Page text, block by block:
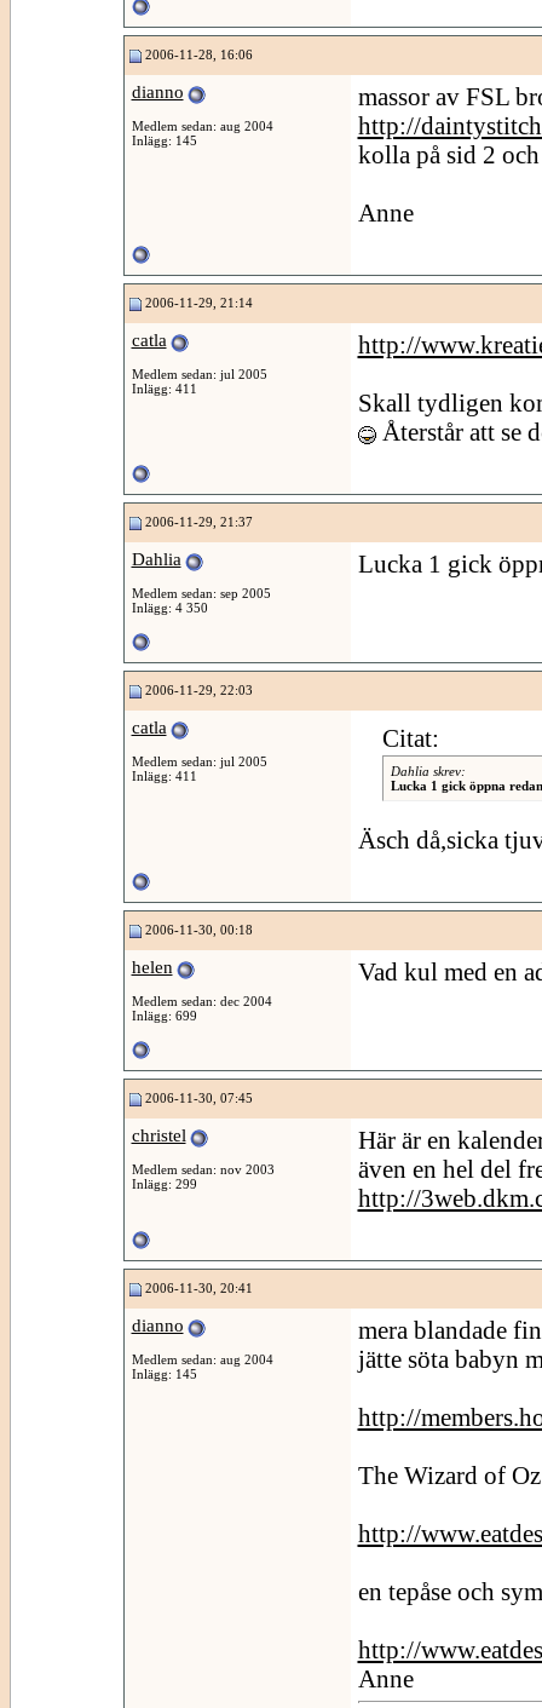
2006-11-28, 16:06
dianno
Medlem sedan: aug 2004
Inlägg: 145
massor av FSL
http://
kolla på sid 2
Anne
2006-11-29, 21:14
catla
Medlem sedan: jul 2005
Inlägg: 411
http://
Skall tydligen
Återstår att se
2006-11-29, 21:37
Dahlia
Medlem sedan: sep 2005
Inlägg: 4 350
Lucka 1 gick
2006-11-29, 22:03
catla
Medlem sedan: jul 2005
Inlägg: 411
Citat:
Dahlia skrev:
Lucka 1 gick öppna
Äsch då,sicka
2006-11-30, 00:18
helen
Medlem sedan: dec 2004
Inlägg: 699
Vad kul med en
2006-11-30, 07:45
christel
Medlem sedan: nov 2003
Inlägg: 299
Här är en
även en hel del
http://
2006-11-30, 20:41
dianno
Medlem sedan: aug 2004
Inlägg: 145
mera blandade
jätte söta babyn
http://
The Wizard of
http://
en tepåse och
http://
Anne